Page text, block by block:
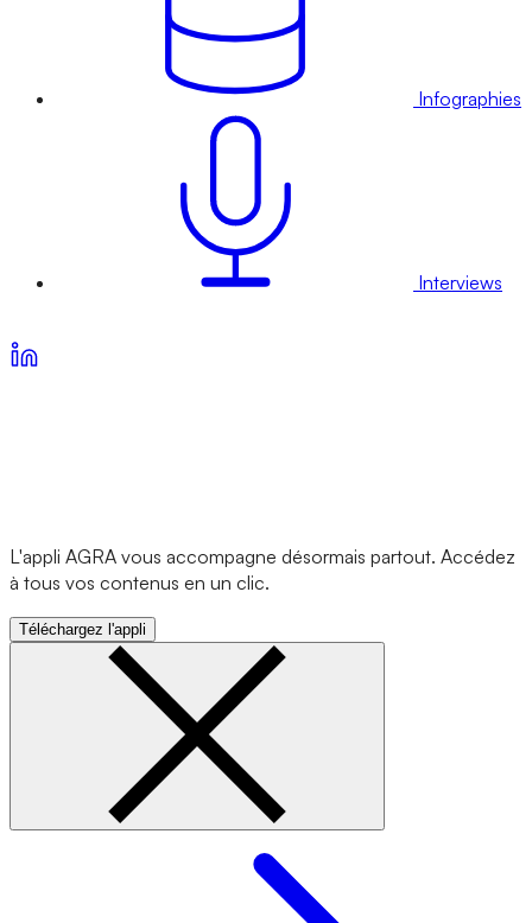
Infographies
Interviews
L'appli AGRA vous accompagne désormais partout. Accédez
à tous vos contenus en un clic.
Téléchargez l'appli